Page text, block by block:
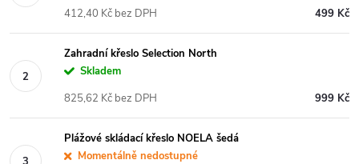
499 Kč
412,40 Kč bez DPH
Zahradní křeslo Selection North
Skladem
999 Kč
825,62 Kč bez DPH
Plážové skládací křeslo NOELA šedá
Momentálně nedostupné